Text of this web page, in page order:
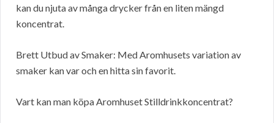
kan du njuta av många drycker från en liten mängd
koncentrat.
Brett Utbud av Smaker: Med Aromhusets variation av
smaker kan var och en hitta sin favorit.
Vart kan man köpa Aromhuset Stilldrinkkoncentrat?